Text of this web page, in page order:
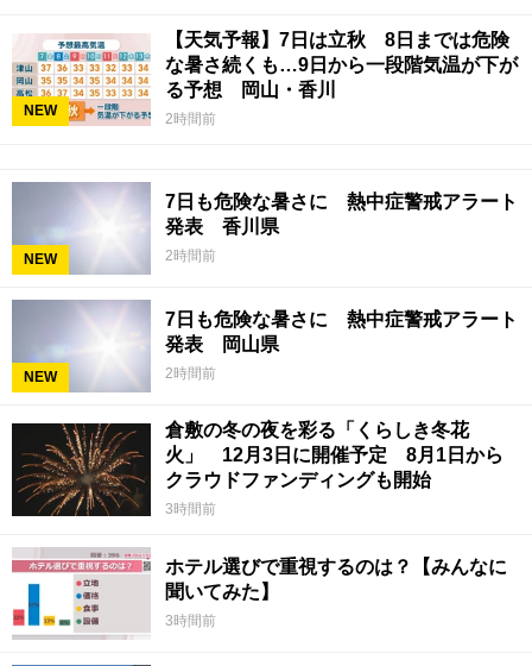
NEW
【天気予報】7日は立秋 8日までは危険
な暑さ続くも…9日から一段階気温が下が
る予想 岡山・香川
2時間前
NEW
7日も危険な暑さに 熱中症警戒アラート
発表 香川県
2時間前
NEW
7日も危険な暑さに 熱中症警戒アラート
発表 岡山県
2時間前
倉敷の冬の夜を彩る「くらしき冬花
火」 12月3日に開催予定 8月1日から
クラウドファンディングも開始
3時間前
ホテル選びで重視するのは？【みんなに
聞いてみた】
3時間前